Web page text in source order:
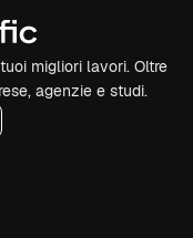
migliori lavori. Oltre
agenzie e studi.